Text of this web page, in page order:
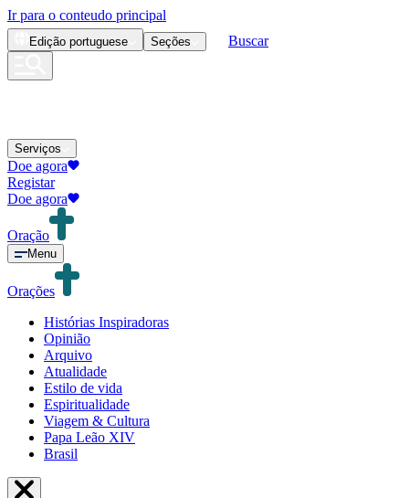
Ir para o conteudo principal
Edição portuguese Seções Buscar
Serviços
Doe agora
Registar
Doe agora
Oração
Menu
Orações
Histórias Inspiradoras
Opinião
Arquivo
Atualidade
Estilo de vida
Espiritualidade
Viagem & Cultura
Papa Leão XIV
Brasil